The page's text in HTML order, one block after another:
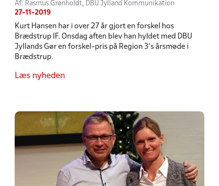
Af: Rasmus Grønholdt, DBU Jylland Kommunikation
27-11-2019
Kurt Hansen har i over 27 år gjort en forskel hos
Brædstrup IF. Onsdag aften blev han hyldet med DBU
Jyllands Gør en forskel-pris på Region 3’s årsmøde i
Brædstrup.
Læs nyheden